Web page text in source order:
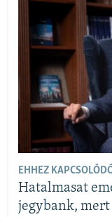
EHHEZ
Hatalmasat
jegybank, mert